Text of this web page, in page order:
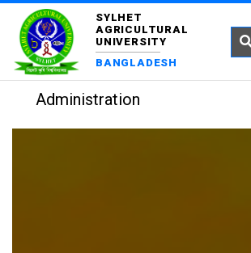
SYLHET
AGRICULTURAL
UNIVERSITY
BANGLADESH
Administration